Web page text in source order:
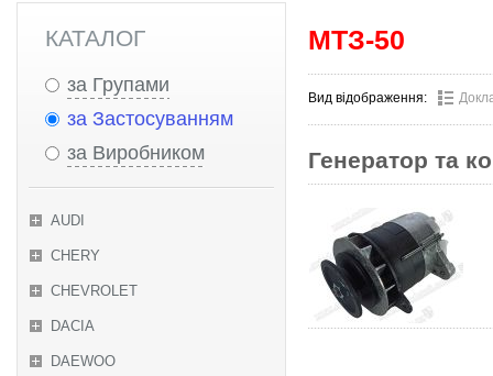
КАТАЛОГ
за Групами
за Застосуванням
за Виробником
AUDI
CHERY
CHEVROLET
DACIA
DAEWOO
МТЗ-50
Вид відображення:
Генератор та